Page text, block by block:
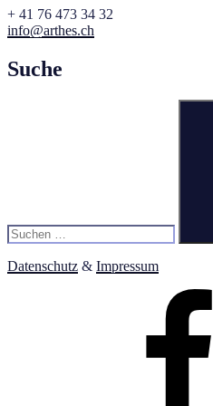
+ 41 76 473 34 32
info@arthes.ch
Suche
Datenschutz & Impressum